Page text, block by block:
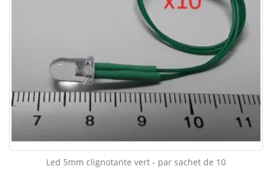
Led 5mm clignotante vert - par sachet de 10